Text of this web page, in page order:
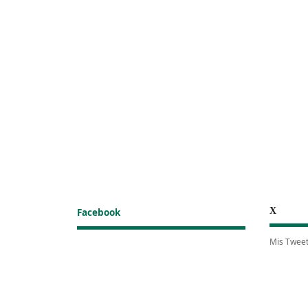
Facebook X
Mis